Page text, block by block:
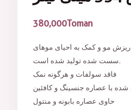
380,000Toman
مو و کمک به احیای موهای
سست شده تولید شده است.
فاقد سولفات و هرگونه نمک
با عصاره جنسینگ و کافئین
حاوی عصاره بابونه و منتول